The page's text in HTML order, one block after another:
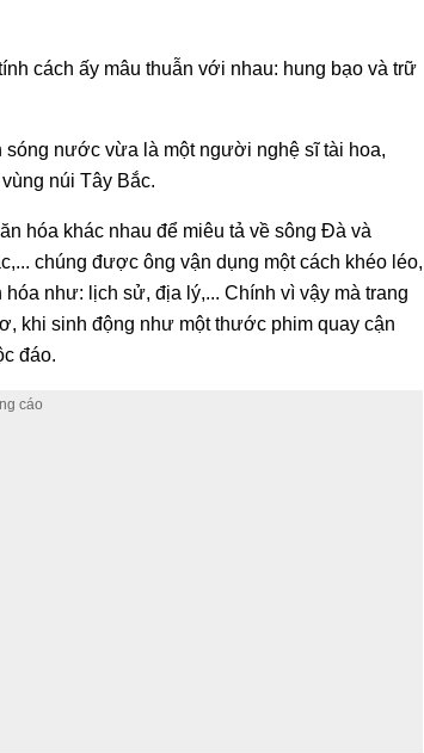
cách ấy mâu thuẫn với nhau: hung bạo và trữ
nước vừa là một người nghệ sĩ tài hoa,
núi Tây Bắc.
hóa khác nhau để miêu tả về sông Đà và
chúng được ông vận dụng một cách khéo léo,
như: lịch sử, địa lý,... Chính vì vậy mà trang
khi sinh động như một thước phim quay cận
đáo.